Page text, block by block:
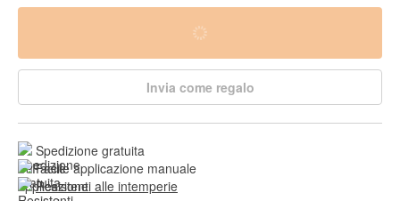
Invia come regalo
Spedizione gratuita
Facile applicazione manuale
Resistenti alle intemperie